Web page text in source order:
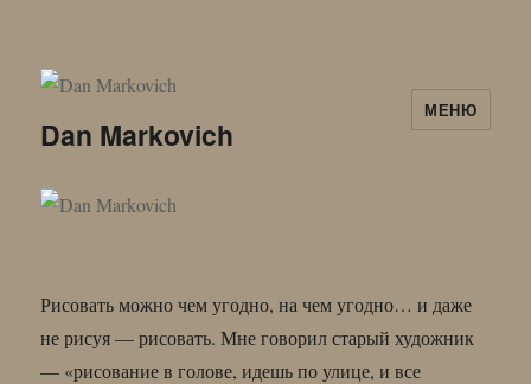
Dan Markovich
МЕНЮ
Рисовать можно чем угодно, на чем угодно… и даже
не рисуя — рисовать. Мне говорил старый художник
— «рисование в голове, идешь по улице, и все